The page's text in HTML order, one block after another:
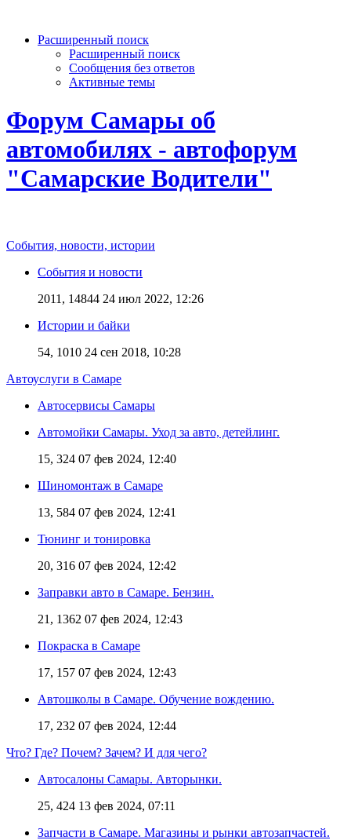
Расширенный поиск
Расширенный поиск
Сообщения без ответов
Активные темы
Форум Самары об
автомобилях - автофорум
"Самарские Водители"
События, новости, истории
События и новости
2011, 14844 24 июл 2022, 12:26
Истории и байки
54, 1010 24 сен 2018, 10:28
Автоуслуги в Самаре
Автосервисы Самары
Автомойки Самары. Уход за авто, детейлинг.
15, 324 07 фев 2024, 12:40
Шиномонтаж в Самаре
13, 584 07 фев 2024, 12:41
Тюнинг и тонировка
20, 316 07 фев 2024, 12:42
Заправки авто в Самаре. Бензин.
21, 1362 07 фев 2024, 12:43
Покраска в Самаре
17, 157 07 фев 2024, 12:43
Автошколы в Самаре. Обучение вождению.
17, 232 07 фев 2024, 12:44
Что? Где? Почем? Зачем? И для чего?
Автосалоны Самары. Авторынки.
25, 424 13 фев 2024, 07:11
Запчасти в Самаре. Магазины и рынки автозапчастей.